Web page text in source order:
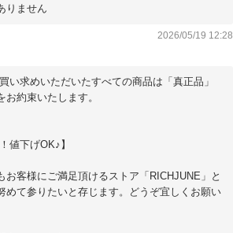
りません
2026/05/19 12:28
い求めいただいたすべての商品は「真正品」
お約束いたします。
値下げOK♪】
お客様にご満足頂けるストア「RICHJUNE」と
めて参りたいと存じます。どうぞ宜しくお願い